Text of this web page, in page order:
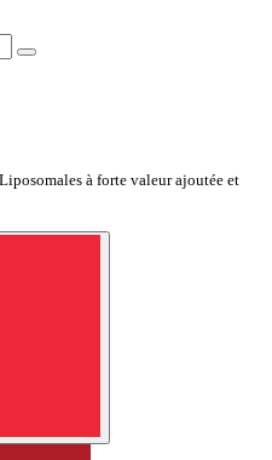
à forte valeur ajoutée et